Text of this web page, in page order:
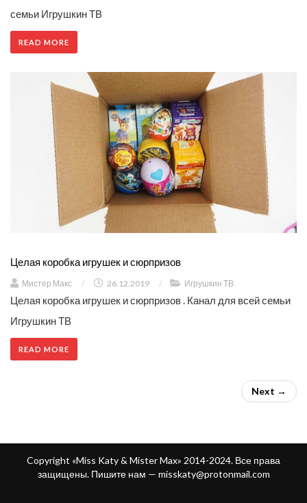
семьи Игрушкин ТВ
READ MORE
Целая коробка игрушек и сюрпризов
Мистер Макс / 26.12.2019 / Игрушкин ТВ
Целая коробка игрушек и сюрпризов . Канал для всей семьи
Игрушкин ТВ
READ MORE
Next →
Copyright «Miss Katy & Mister Max» 2014-2024. Все права
защищены. Пишите нам — misskaty@protonmail.com